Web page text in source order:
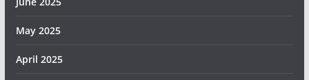
May 2025
April 2025